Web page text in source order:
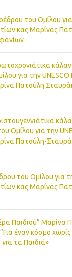
του Ομίλου για
κας Μαρίνας
για την UNESCO
Πατούλη
Ομίλου για την
Πατούλη-
του Ομίλου για
κας Μαρίνας
Παιδιού” Μαρίνα
έναν κόσμο χωρίς
τα Παιδιά»